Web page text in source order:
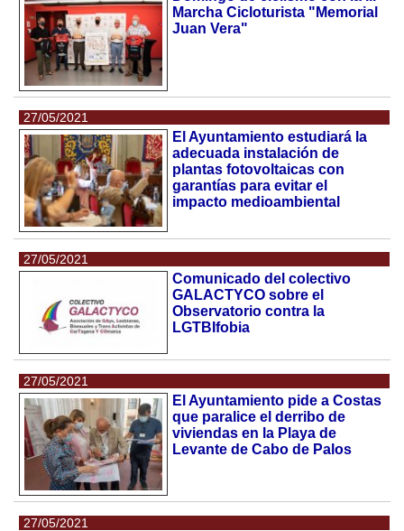
Marcha Cicloturista "Memorial
Juan Vera"
27/05/2021
El Ayuntamiento estudiará la
adecuada instalación de
plantas fotovoltaicas con
garantías para evitar el
impacto medioambiental
27/05/2021
Comunicado del colectivo
GALACTYCO sobre el
Observatorio contra la
LGTBIfobia
27/05/2021
El Ayuntamiento pide a Costas
que paralice el derribo de
viviendas en la Playa de
Levante de Cabo de Palos
27/05/2021